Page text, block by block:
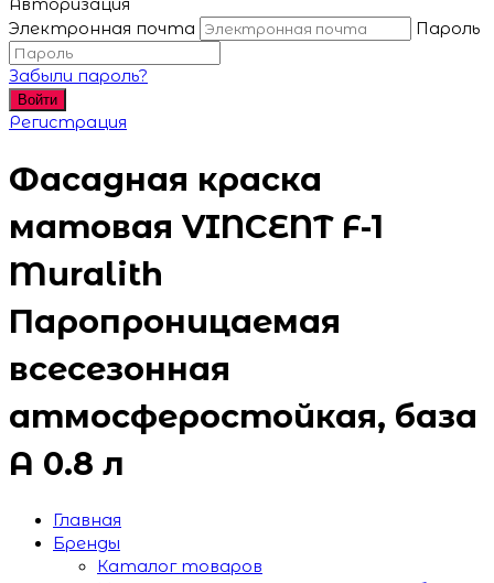
Авторизация
Электронная почта
Пароль
Забыли пароль?
Войти
Регистрация
Фасадная краска
матовая VINCENT F-1
Muralith
Паропроницаемая
всесезонная
атмосферостойкая, база
А 0.8 л
Главная
Бренды
Каталог товаров